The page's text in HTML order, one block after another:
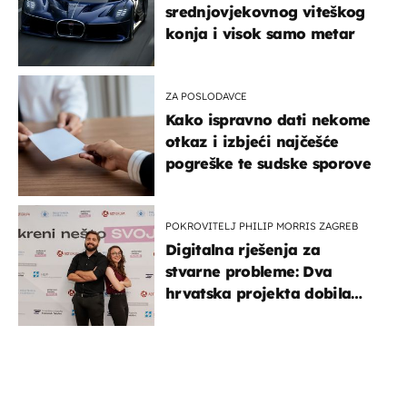
srednjovjekovnog viteškog
konja i visok samo metar
ZA POSLODAVCE
Kako ispravno dati nekome
otkaz i izbjeći najčešće
pogreške te sudske sporove
POKROVITELJ PHILIP MORRIS ZAGREB
Digitalna rješenja za
stvarne probleme: Dva
hrvatska projekta dobila